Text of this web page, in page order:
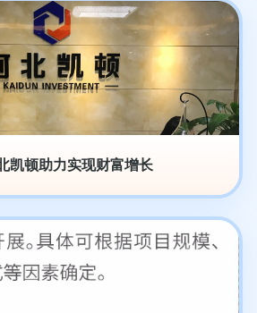
凯顿助力实现财富增长